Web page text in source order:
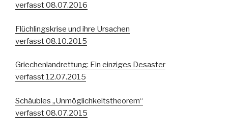
verfasst 08.07.2016
Flüchlingskrise und ihre Ursachen
verfasst 08.10.2015
Griechenlandrettung: Ein einziges Desaster
verfasst 12.07.2015
Schäubles „Unmöglichkeitstheorem“
verfasst 08.07.2015